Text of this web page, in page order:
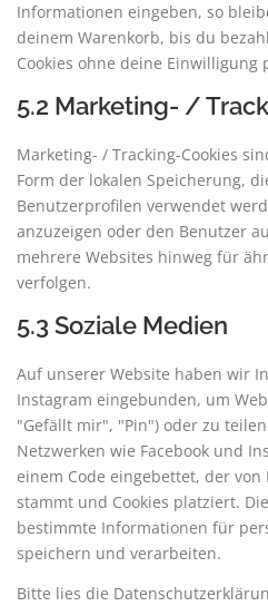
Informationen eingeben, so
deinem Warenkorb, bis du
Cookies ohne deine Einwilligung
5.2 Marketing- /
Marketing- / Tracking-Cookies
Form der lokalen Speicherung,
Benutzerprofilen verwendet
anzuzeigen oder den Benutzer
mehrere Websites hinweg für
verfolgen.
5.3 Soziale Medien
Auf unserer Website haben wir
Instagram eingebunden, um
"Gefällt mir", "Pin") oder zu
Netzwerken wie Facebook und
einem Code eingebettet, der von
stammt und Cookies platziert.
bestimmte Informationen für
speichern und verarbeiten.
Bitte lies die